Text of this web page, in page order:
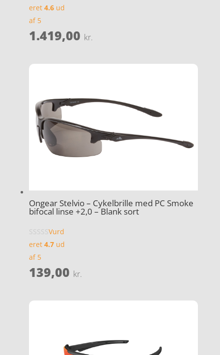
eret 4.6ud
af 5
1.419,00 kr.
Ongear Stelvio – Cykelbrille med PC Smoke
bifocal linse +2,0 – Blank sort
Vurd
eret 4.7ud
af 5
139,00 kr.